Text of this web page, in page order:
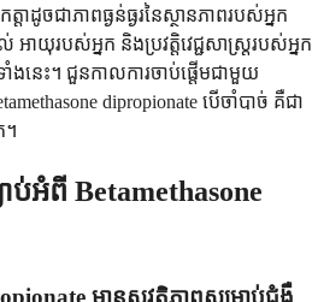
ាដូចជាភាពធ្ងន់ធ្ងរនៃស្ថានភាពរបស់អ្នក
យុរបស់អ្នក និងប្រវត្តិវេជ្ជសាស្ត្ររបស់អ្នក
ងនេះ។ ជួនកាលការចាប់ផ្តើមជាមួយ
dipropionate បើចាំបាច់ គឺជា
។
ពី Betamethasone
មានសុវត្ថិភាពសម្រាប់ជំងឺ